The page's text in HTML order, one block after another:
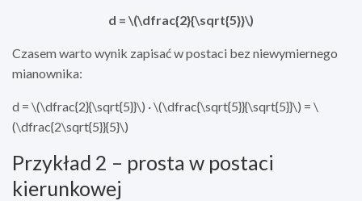
d = \(\dfrac{2}{\sqrt{5}}\)
Czasem warto wynik zapisać w postaci bez niewymiernego
mianownika:
d = \(\dfrac{2}{\sqrt{5}}\) · \(\dfrac{\sqrt{5}}{\sqrt{5}}\) = \
(\dfrac{2\sqrt{5}}{5}\)
Przykład 2 – prosta w postaci
kierunkowej